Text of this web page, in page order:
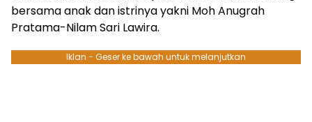
bersama anak dan istrinya yakni Moh Anugrah
Pratama-Nilam Sari Lawira.
Iklan - Geser ke bawah untuk melanjutkan